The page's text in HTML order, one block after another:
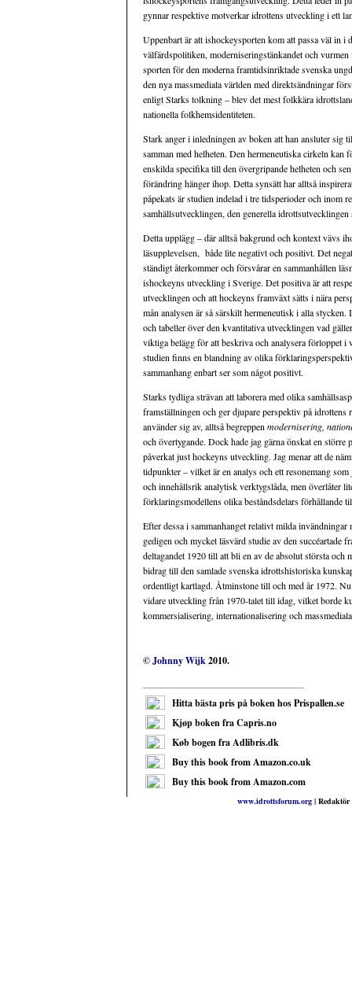
gynnar respektive motverkar idrottens utveckling i ett
Uppenbart är att ishockeysporten kom att passa väl in
välfärdspolitiken, moderniseringstänkandet och
sporten för den moderna framtidsinriktade svenska
den nya massmediala världen med direktsändningar
enligt Starks tolkning – blev det mest folkkära
nationella folkhemsidentiteten.
Stark anger i inledningen av boken att han ansluter sig
samman med helheten. Den hermeneutiska cirkeln kan
enskilda specifika till den övergripande helheten och
förändring hänger ihop. Detta synsätt har alltså
påpekats är studien indelad i tre tidsperioder och inom
samhällsutvecklingen, den generella
Detta upplägg – där alltså bakgrund och kontext vävs
läsupplevelsen, både lite negativt och positivt. Det
ständigt återkommer och försvårar en sammanhållen
ishockeyns utveckling i Sverige. Det positiva är att
utvecklingen och att hockeyns framväxt sätts i nära
mån analysen är så särskilt hermeneutisk i alla
och tabeller över den kvantitativa utvecklingen vad
viktiga belägg för att beskriva och analysera förloppet i
studien finns en blandning av olika
sammanhang enbart ser som något positivt.
Starks tydliga strävan att laborera med olika
framställningen och ger djupare perspektiv på
använder sig av, alltså begreppen modernisering,
och övertygande. Dock hade jag gärna önskat en
påverkat just hockeyns utveckling. Jag menar att de
tidpunkter – vilket är en analys och ett resonemang
och innehållsrik analytisk verktygslåda, men överlåter
förklaringsmodellens olika beståndsdelars förhållande
Efter dessa i sammanhanget relativt milda
gedigen och mycket läsvärd studie av den
deltagandet 1920 till att bli en av de absolut största
bidrag till den samlade svenska idrottshistoriska
ordentligt kartlagd. Åtminstone till och med år 1972.
vidare utveckling från 1970-talet till idag, vilket borde
kommersialisering, internationalisering och
©Johnny Wijk2010.
Hitta bästa pris på boken hos Prispallen.se
Kjøp boken fra Capris.no
Køb bogen fra Adlibris.dk
Buy this book from Amazon.co.uk
Buy this book from Amazon.com
www.idrottsforum.org| Redaktör